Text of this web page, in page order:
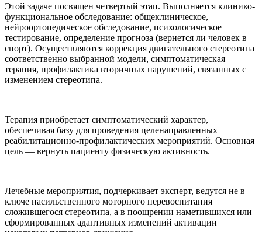
Этой задаче посвящен четвертый этап. Выполняется клинико-
функциональное обследование: общеклиническое,
нейроортопедическое обследование, психологическое
тестирование, определение прогноза (вернется ли человек в
спорт). Осуществляются коррекция двигательного стереотипа
соответственно выбранной модели, симптоматическая
терапия, профилактика вторичных нарушений, связанных с
изменением стереотипа.
Терапия приобретает симптоматический характер,
обеспечивая базу для проведения целенаправленных
реабилитационно-профилактических мероприятий. Основная
цель — вернуть пациенту физическую активность.
Лечебные мероприятия, подчеркивает эксперт, ведутся не в
ключе насильственного моторного перевоспитания
сложившегося стереотипа, а в поощрении наметившихся или
сформированных адаптивных изменений активации